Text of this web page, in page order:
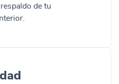
de tu